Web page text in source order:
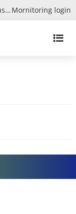
Lithium battery storage system R&D and customization expert Mornitoring login